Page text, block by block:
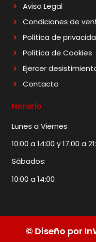
Aviso Legal
Condiciones de
Política de
Política de Cookies
Ejercer
Contacto
Horario
Lunes a Viernes
10:00 a 14:00 y 17:00 a
Sábados:
10:00 a 14:00
© Diseño por